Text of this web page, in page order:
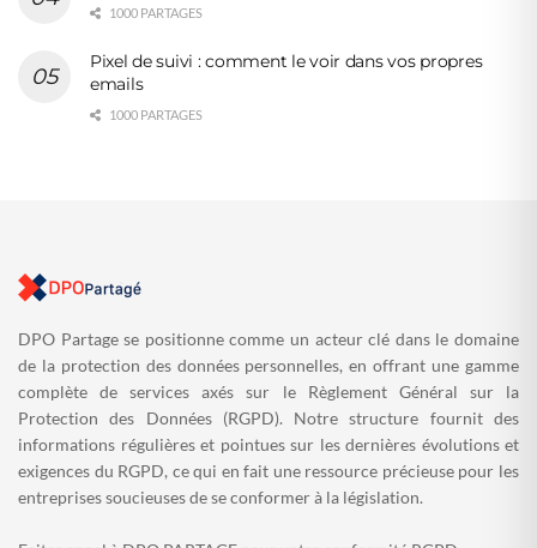
1000 PARTAGES
Pixel de suivi : comment le voir dans vos propres
emails
1000 PARTAGES
DPO Partage se positionne comme un acteur clé dans le domaine
de la protection des données personnelles, en offrant une gamme
complète de services axés sur le Règlement Général sur la
Protection des Données (RGPD). Notre structure fournit des
informations régulières et pointues sur les dernières évolutions et
exigences du RGPD, ce qui en fait une ressource précieuse pour les
entreprises soucieuses de se conformer à la législation.